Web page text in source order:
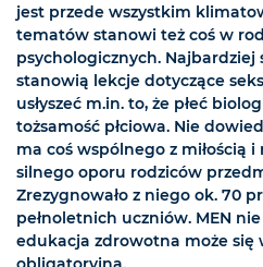
jest przede wszystkim
tematów stanowi też coś w
psychologicznych.
stanowią lekcje dotyczące
usłyszeć m.in. to, że płeć
tożsamość płciowa. Nie
ma coś wspólnego z miłością
silnego oporu rodziców
Zrezygnowało z niego ok. 70
pełnoletnich uczniów. MEN
edukacja zdrowotna może się